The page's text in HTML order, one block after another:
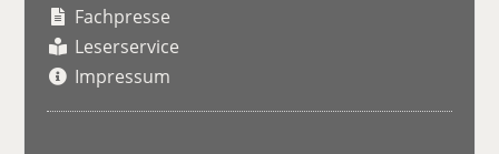
Fachpresse
Leserservice
Impressum